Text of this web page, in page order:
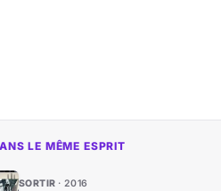
LE MÊME ESPRIT
SORTIR 2016